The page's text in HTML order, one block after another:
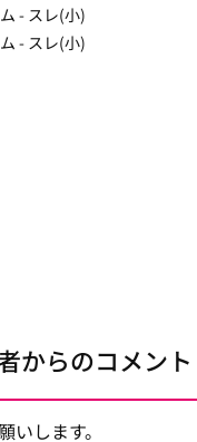
- スレ(小)
- スレ(小)
からのコメント
いします。